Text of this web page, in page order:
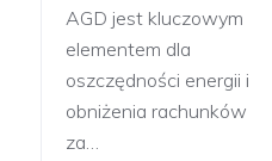
AGD jest kluczowym
elementem dla
oszczędności energii i
obniżenia rachunków
za…